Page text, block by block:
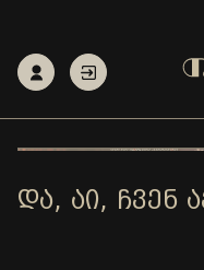
ᲓᲐ, ᲐᲘ, ᲩᲕᲔᲜ